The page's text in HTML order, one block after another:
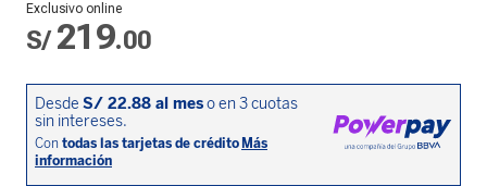
Exclusivo online
S/ 219.00